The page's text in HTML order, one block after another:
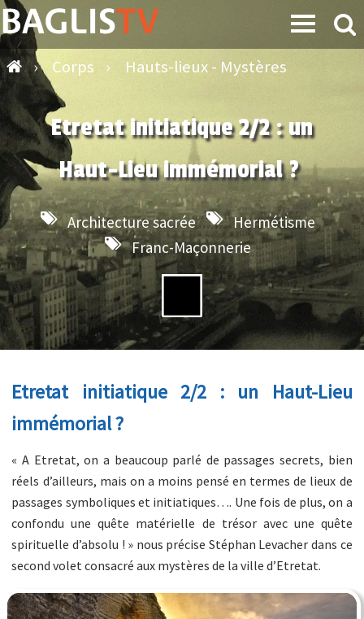
› Corps › Hauts-lieux - Mystères
Etretat initiatique 2/2 : un
Haut-Lieu immémorial ?
Architecture sacrée
Hermétisme
Franc-Maçonnerie
Etretat initiatique 2/2 : un Haut-Lieu
immémorial ?
« A Etretat, on a beaucoup parlé de passages secrets, bien
réels d’ailleurs, mais on a moins pensé en termes de lieux de
passages symboliques et initiatiques…. Une fois de plus, on a
confondu une quête matérielle de trésor avec une quête
spirituelle d’absolu ! » nous précise Stéphan Levacher dans ce
second volet consacré aux mystères de la ville d’Etretat.